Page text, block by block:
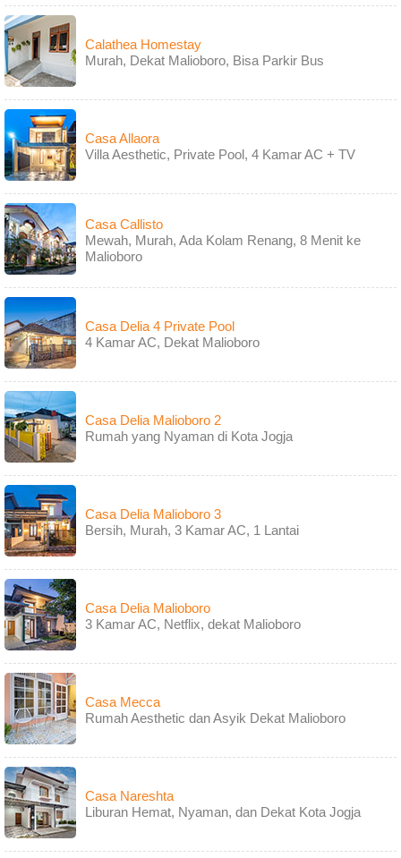
Calathea Homestay
Murah, Dekat Malioboro, Bisa Parkir Bus
Casa Allaora
Villa Aesthetic, Private Pool, 4 Kamar AC + TV
Casa Callisto
Mewah, Murah, Ada Kolam Renang, 8 Menit ke
Malioboro
Casa Delia 4 Private Pool
4 Kamar AC, Dekat Malioboro
Casa Delia Malioboro 2
Rumah yang Nyaman di Kota Jogja
Casa Delia Malioboro 3
Bersih, Murah, 3 Kamar AC, 1 Lantai
Casa Delia Malioboro
3 Kamar AC, Netflix, dekat Malioboro
Casa Mecca
Rumah Aesthetic dan Asyik Dekat Malioboro
Casa Nareshta
Liburan Hemat, Nyaman, dan Dekat Kota Jogja